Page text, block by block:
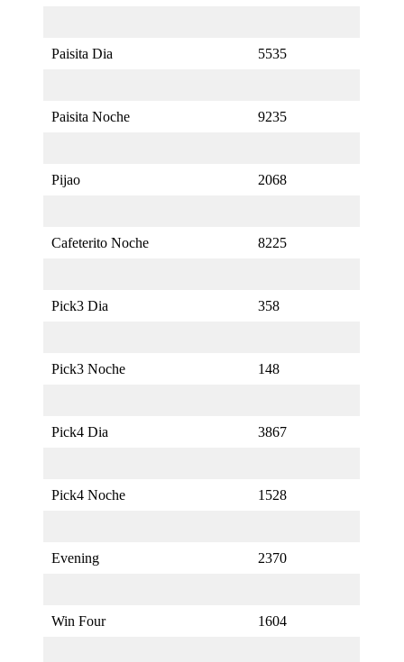
Paisita Dia 5535
Paisita Noche 9235
Pijao 2068
Cafeterito Noche 8225
Pick3 Dia 358
Pick3 Noche 148
Pick4 Dia 3867
Pick4 Noche 1528
Evening 2370
Win Four 1604